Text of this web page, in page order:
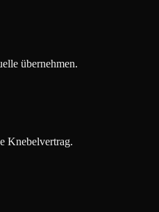
übernehmen.
Knebelvertrag.